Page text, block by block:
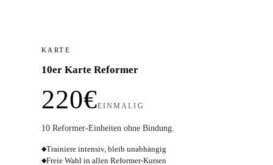
KARTE
10er Karte Reformer
220€EINMALIG
10 Reformer-Einheiten ohne Bindung.
◆Trainiere intensiv, bleib unabhängig
◆Freie Wahl in allen Reformer-Kursen